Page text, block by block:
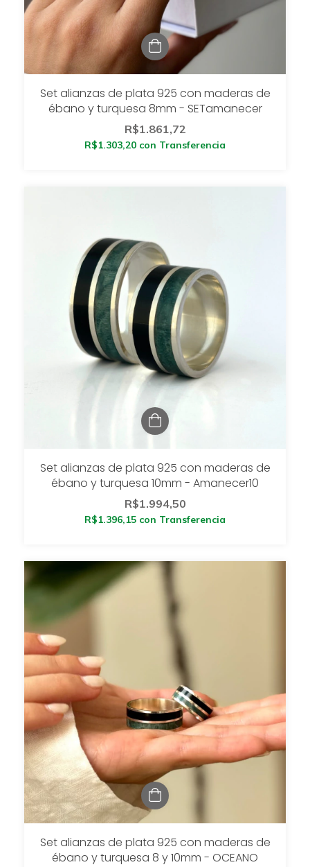
Set alianzas de plata 925 con maderas de
ébano y turquesa 8mm - SETamanecer
R$1.861,72
R$1.303,20 con Transferencia
Set alianzas de plata 925 con maderas de
ébano y turquesa 10mm - Amanecer10
R$1.994,50
R$1.396,15 con Transferencia
Set alianzas de plata 925 con maderas de
ébano y turquesa 8 y 10mm - OCEANO